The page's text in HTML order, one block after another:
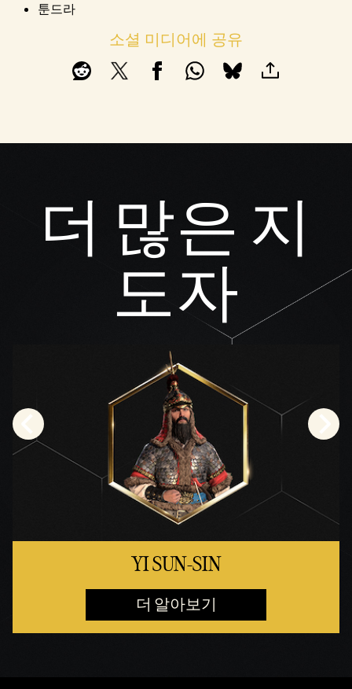
정책
며,
e 서
전송
툰드라
소셜 미디어에 공유
더 많은 지
도자
YI SUN-SIN
더 알아보기